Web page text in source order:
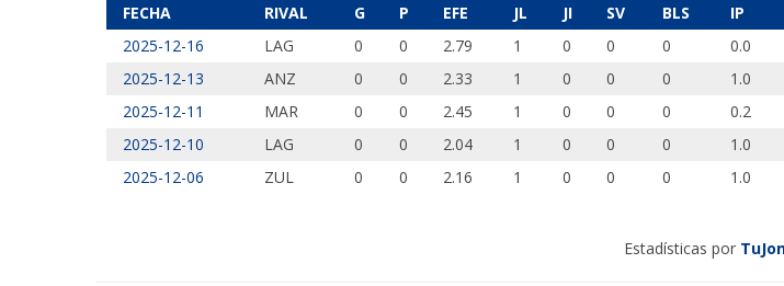
FECHA RIVAL G P EFE JL JI SV BLS IP
2025-12-16
LAG 0 0 2.79 1 0 0 0 0.0
2025-12-13
ANZ 0 0 2.33 1 0 0 0 1.0
2025-12-11
MAR 0 0 2.45 1 0 0 0 0.2
2025-12-10
LAG 0 0 2.04 1 0 0 0 1.0
2025-12-06
ZUL 0 0 2.16 1 0 0 0 1.0
Estadísticas por